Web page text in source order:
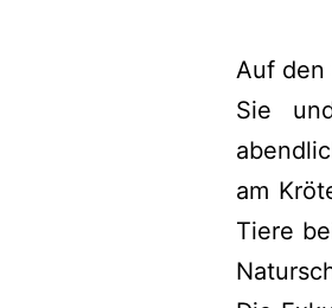
Auf den
Sie
am
Tiere